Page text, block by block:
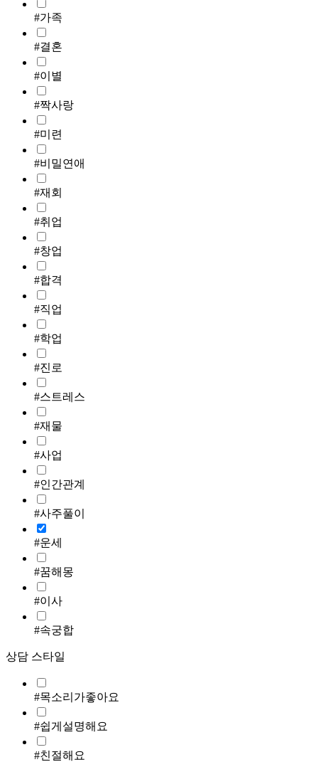
#가족
#결혼
#이별
#짝사랑
#미련
#비밀연애
#재회
#취업
#창업
#합격
#직업
#학업
#진로
#스트레스
#재물
#사업
#인간관계
#사주풀이
#운세
#꿈해몽
#이사
#속궁합
상담 스타일
#목소리가좋아요
#쉽게설명해요
#친절해요